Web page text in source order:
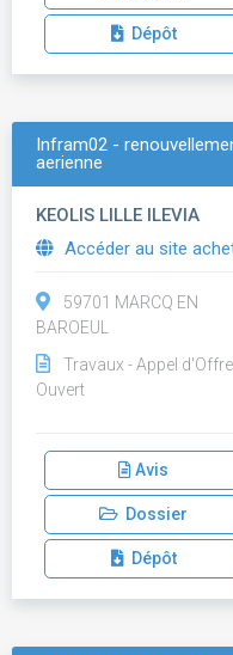
Dépôt
Infram02 -
aerienne
KEOLIS LILLE ILEVIA
Accéder au site
59701 MARCQ EN
BAROEUL
Travaux - Appel
Ouvert
Avis
Dossier
Dépôt